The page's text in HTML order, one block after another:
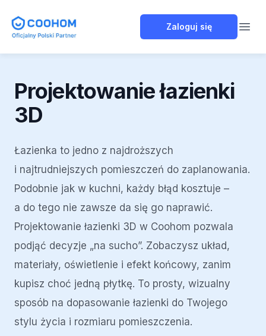
Coohom Polska Zaloguj się
Projektowanie łazienki
3D
Łazienka to jedno z najdroższych
i najtrudniejszych pomieszczeń do zaplanowania.
Podobnie jak w kuchni, każdy błąd kosztuje –
a do tego nie zawsze da się go naprawić.
Projektowanie łazienki 3D w Coohom pozwala
podjąć decyzje „na sucho”. Zobaczysz układ,
materiały, oświetlenie i efekt końcowy, zanim
kupisz choć jedną płytkę. To prosty, wizualny
sposób na dopasowanie łazienki do Twojego
stylu życia i rozmiaru pomieszczenia.